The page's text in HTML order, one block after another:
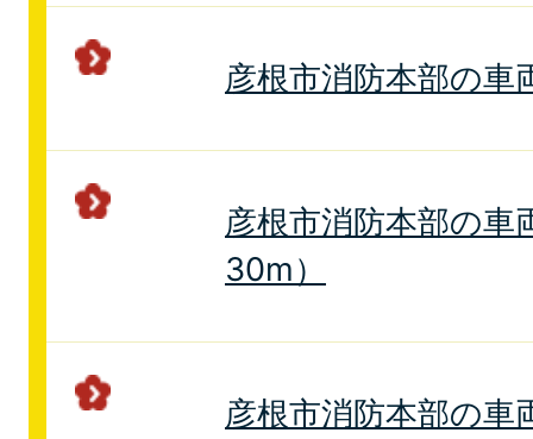
彦根市消防本部の車
彦根市消防本部の車
30m）
彦根市消防本部の車